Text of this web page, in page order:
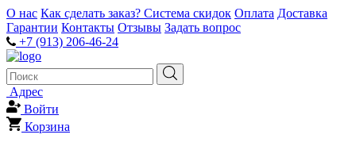
О нас Как сделать заказ? Система скидок Оплата Доставка
Гарантии Контакты Отзывы Задать вопрос
+7 (913) 206-46-24
Адрес
Войти
Корзина